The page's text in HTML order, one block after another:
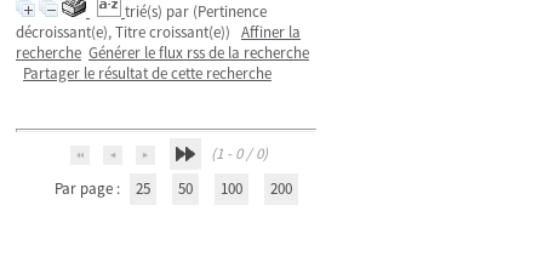
trié(s) par (Pertinence
décroissant(e), Titre croissant(e)) Affiner la
recherche Générer le flux rss de la recherche
Partager le résultat de cette recherche
(1 - 0 / 0)
Par page :
25 50 100 200